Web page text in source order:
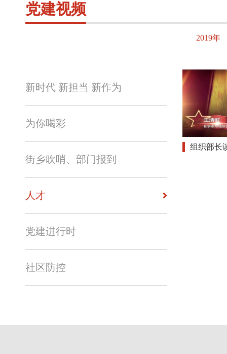
党建视频
2019年
新时代 新担当 新作为
为你喝彩
街乡吹哨、部门报到
人才
党建进行时
社区防控
组织部长